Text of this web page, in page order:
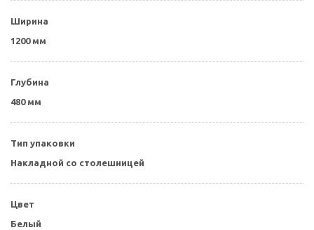
Ширина
1200 мм
Глубина
480 мм
Тип упаковки
Накладной со столешницей
Цвет
Белый